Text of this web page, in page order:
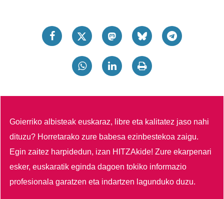
Goierriko albisteak euskaraz, libre eta kalitatez jaso nahi
dituzu? Horretarako zure babesa ezinbestekoa zaigu.
Egin zaitez harpidedun, izan HITZAkide!Zure ekarpenari
esker, euskaratik eginda dagoen tokiko informazio
profesionala garatzen eta indartzen lagunduko duzu.